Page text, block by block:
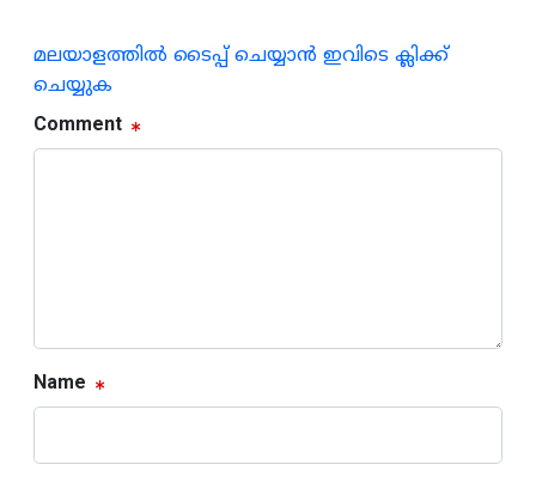
മലയാളത്തില്‍ ടൈപ്പ് ചെയ്യാന്‍ ഇവിടെ ക്ലിക്ക്
ചെയ്യുക
Comment
Name